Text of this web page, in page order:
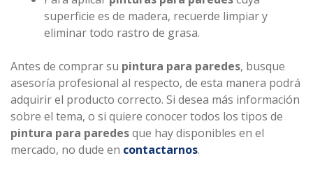
superficie es de madera, recuerde limpiar y
eliminar todo rastro de grasa.
Antes de comprar su pintura para paredes, busque
asesoría profesional al respecto, de esta manera podrá
adquirir el producto correcto. Si desea más información
sobre el tema, o si quiere conocer todos los tipos de
pintura para paredesque hay disponibles en el
mercado, no dude en contactarnos.